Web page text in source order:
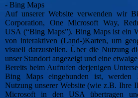
- Bing Maps
Auf unserer Website verwenden wir
Corporation, One Microsoft Way,
USA (“Bing Maps”). Bing Maps ist ein
von interaktiven (Land-)Karten, um
visuell darzustellen. Über die Nutzung
unser Standort angezeigt und eine
Bereits beim Aufrufen derjenigen
Bing Maps eingebunden ist, werden
Nutzung unserer Website (wie z.B. Ihre
Microsoft in den USA übertragen